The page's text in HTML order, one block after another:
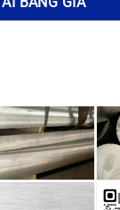
suất dư bên
luyệncó
CW100C, giúp
kéo sợi mà
quan trọng